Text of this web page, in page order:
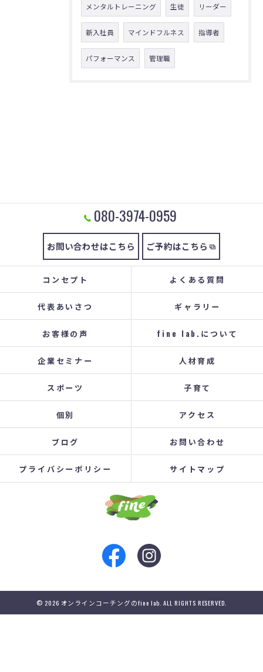
メンタルトレーニング 生徒 リーダー
新入社員 マインドフルネス 指導者
パフォーマンス 管理職
080-3974-0959
お問い合わせはこちら ご予約はこちら
コンセプト よくある質問
代表あいさつ ギャラリー
お客様の声 fine lab.について
企業セミナー 人材育成
スポーツ 子育て
個別 アクセス
ブログ お問い合わせ
プライバシーポリシー サイトマップ
© 2026 オンラインコーチングのfine lab. ALL RIGHTS RESERVED.